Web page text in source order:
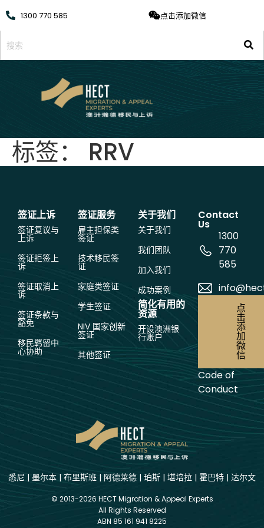
1300 770 585 点击添加微信
标签： RRV
签证上诉
签证复议与
上诉
签证拒签上
诉
签证取消上
诉
签证条款与
豁免
移民羁留中
心协助
签证服务
雇主担保类
签证
技术移民签
证
家庭类签证
学生签证
NIV 国家创新
签证
其他签证
关于我们
关于我们
我们团队
加入我们
成功案例
简化有用的
资源
开设澳洲银
行账户
Contact
Us
1300
770
585
点
击
添
加
微
信
Code of
Conduct
悉尼 | 墨尔本 | 布里斯班 | 阿德莱德 | 珀斯 | 堪培拉 | 霍巴特 | 达尔文
© 2013-2026 HECT Migration & Appeal Experts
All Rights Reserved
ABN 85 161 941 8225